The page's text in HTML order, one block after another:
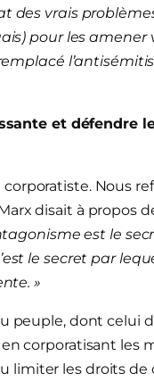
vrais
pour les
et défendre
Nous
disait à propos
est le
le secret par
»
peuple, dont celui
corporatisant les
limiter les droits